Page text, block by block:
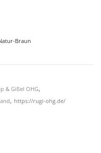
Braun
& Gißel OHG,
, https://rugi-ohg.de/